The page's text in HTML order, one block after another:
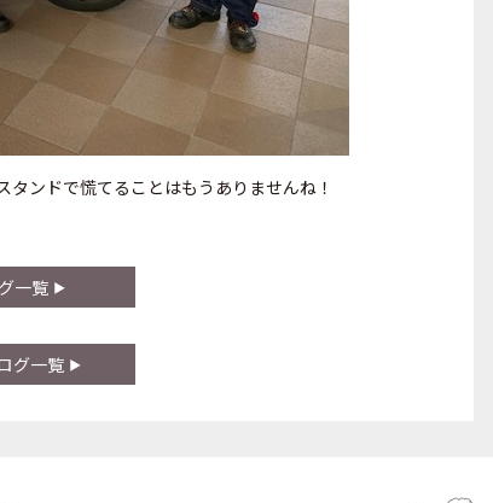
ンドで慌てることはもうありませんね！
一覧
グ一覧